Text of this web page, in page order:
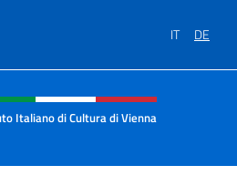
IT DE
und Menü
Italiano di Cultura di Vienna